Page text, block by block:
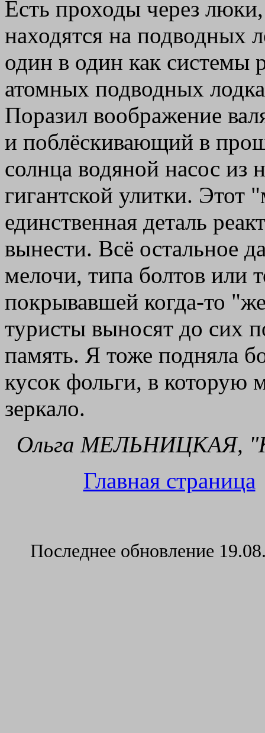
Есть проходы через
находятся на подводных
один в один как системы
атомных подводных
Поразил воображение
и поблёскивающий в
солнца водяной насос из
гигантской улитки. Этот
единственная деталь
вынести. Всё остальное
мелочи, типа болтов или
покрывавшей когда-то
туристы выносят до сих
память. Я тоже подняла
кусок фольги, в которую
зеркало.
Ольга МЕЛЬНИЦКАЯ,
Главная страница
Последнее обновление